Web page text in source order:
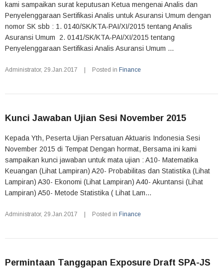
kami sampaikan surat keputusan Ketua mengenai Analis dan
Penyelenggaraan Sertifikasi Analis untuk Asuransi Umum dengan
nomor SK sbb : 1. 0140/SK/KTA-PAI/XI/2015 tentang Analis
Asuransi Umum 2. 0141/SK/KTA-PAI/XI/2015 tentang
Penyelenggaraan Sertifikasi Analis Asuransi Umum ...
Administrator, 29.Jan.2017 Posted in Finance
Kunci Jawaban Ujian Sesi November 2015
Kepada Yth, Peserta Ujian Persatuan Aktuaris Indonesia Sesi
November 2015 di Tempat Dengan hormat, Bersama ini kami
sampaikan kunci jawaban untuk mata ujian : A10- Matematika
Keuangan (Lihat Lampiran) A20- Probabilitas dan Statistika (Lihat
Lampiran) A30- Ekonomi (Lihat Lampiran) A40- Akuntansi (Lihat
Lampiran) A50- Metode Statistika ( Lihat Lam...
Administrator, 29.Jan.2017 Posted in Finance
Permintaan Tanggapan Exposure Draft SPA-JS